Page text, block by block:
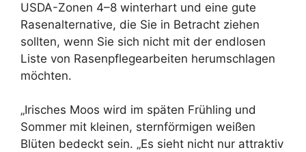
USDA-Zonen 4–8 winterhart und eine gute
Rasenalternative, die Sie in Betracht ziehen
sollten, wenn Sie sich nicht mit der endlosen
Liste von Rasenpflegearbeiten herumschlagen
möchten.
„Irisches Moos wird im späten Frühling und
Sommer mit kleinen, sternförmigen weißen
Blüten bedeckt sein. „Es sieht nicht nur attraktiv